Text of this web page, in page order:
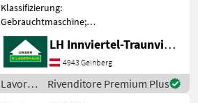
Klassifizierung:
Gebrauchtmaschine;
Weitere
Maschinenmerkmale: 3m
Planierschild Ideal für
Furchen einebnen oder
Reitplatzpflege Lavorazione
LH Innviertel-Traunviertel-Urfahr eGen, Geinberg
4943 Geinberg
Lavorazione
terreno
Rivenditore Premium Plus